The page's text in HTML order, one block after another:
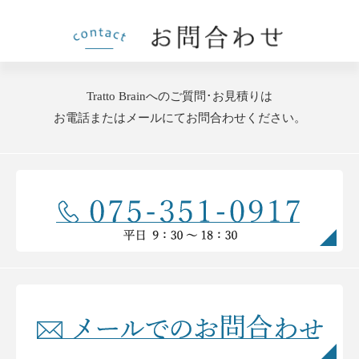
Tratto Brainへのご質問･お見積りは
お電話またはメールにてお問合わせください。